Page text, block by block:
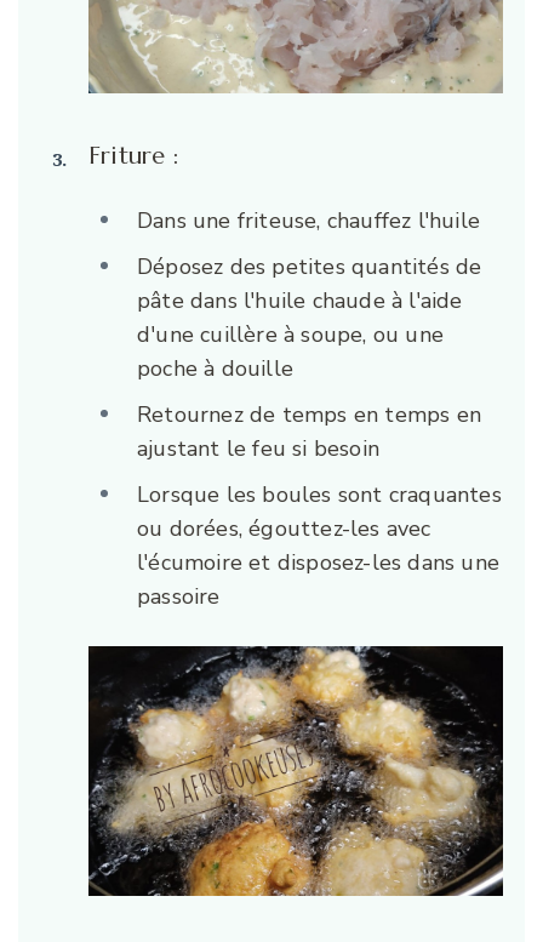
Friture :
Dans une friteuse, chauffez l'huile
Déposez des petites quantités de
pâte dans l'huile chaude à l'aide
d'une cuillère à soupe, ou une
poche à douille
Retournez de temps en temps en
ajustant le feu si besoin
Lorsque les boules sont craquantes
ou dorées, égouttez-les avec
l'écumoire et disposez-les dans une
passoire